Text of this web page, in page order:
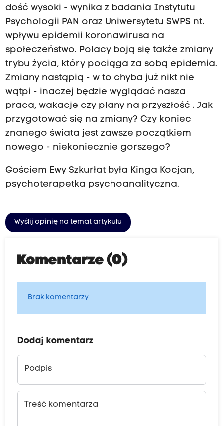
dość wysoki - wynika z badania Instytutu
Psychologii PAN oraz Uniwersytetu SWPS nt.
wpływu epidemii koronawirusa na
społeczeństwo. Polacy boją się także zmiany
trybu życia, który pociąga za sobą epidemia.
Zmiany nastąpią - w to chyba już nikt nie
wątpi - inaczej będzie wyglądać nasza
praca, wakacje czy plany na przyszłość . Jak
przygotować się na zmiany? Czy koniec
znanego świata jest zawsze początkiem
nowego - niekoniecznie gorszego?
Gościem Ewy Szkurłat była Kinga Kocjan,
psychoterapetka psychoanalityczna.
Wyślij opinię na temat artykułu
Komentarze (0)
Brak komentarzy
Dodaj komentarz
Podpis
Treść komentarza